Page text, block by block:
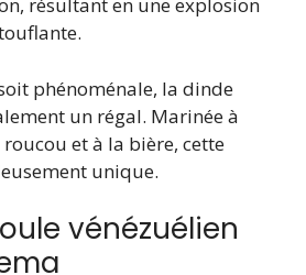
phénoménale, la dinde
un régal. Marinée à
et à la bière, cette
unique.
vénézuélien